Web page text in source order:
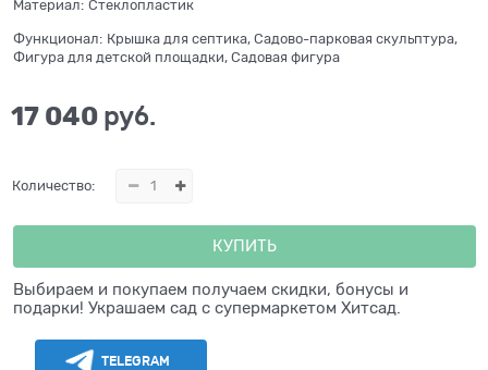
Материал: Стеклопластик
Функционал: Крышка для септика, Садово-парковая скульптура,
Фигура для детской площадки, Садовая фигура
17 040 руб.
Количество:
КУПИТЬ
Выбираем и покупаем получаем скидки, бонусы и
подарки! Украшаем сад с супермаркетом Хитсад.
TELEGRAM